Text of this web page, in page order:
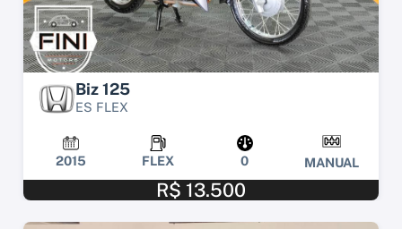
Biz 125
ES FLEX
2015 FLEX 0 MANUAL
R$ 13.500